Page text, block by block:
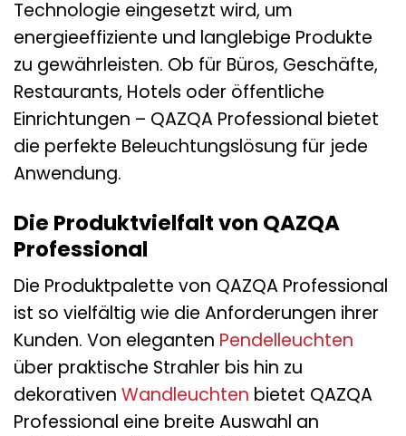
Technologie eingesetzt wird, um
energieeffiziente und langlebige Produkte
zu gewährleisten. Ob für Büros, Geschäfte,
Restaurants, Hotels oder öffentliche
Einrichtungen – QAZQA Professional bietet
die perfekte Beleuchtungslösung für jede
Anwendung.
Die Produktvielfalt von QAZQA
Professional
Die Produktpalette von QAZQA Professional
ist so vielfältig wie die Anforderungen ihrer
Kunden. Von eleganten Pendelleuchten
über praktische Strahler bis hin zu
dekorativen Wandleuchten bietet QAZQA
Professional eine breite Auswahl an